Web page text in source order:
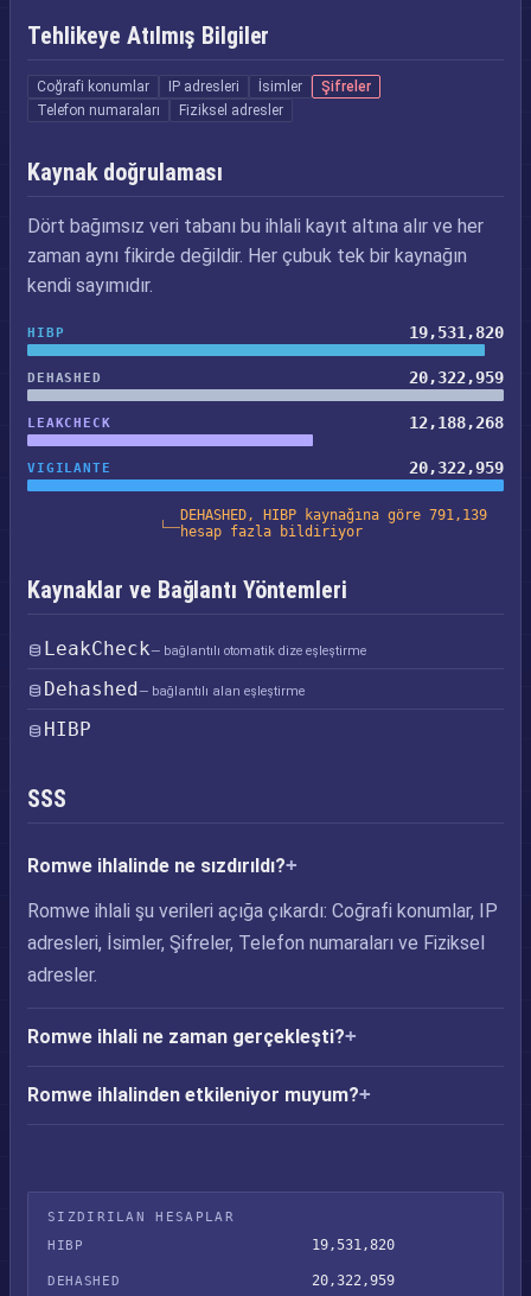
Tehlikeye Atılmış Bilgiler
Coğrafi konumlar IP adresleri İsimler
Şifreler
Telefon numaraları
Fiziksel adresler
Kaynak doğrulaması
Dört bağımsız veri tabanı bu ihlali kayıt altına alır ve her
zaman aynı fikirde değildir. Her çubuk tek bir kaynağın
kendi sayımıdır.
HIBP 19,531,820
DEHASHED 20,322,959
LEAKCHECK 12,188,268
VIGILANTE 20,322,959
DEHASHED, HIBP kaynağına göre 791,139
hesap fazla bildiriyor
Kaynaklar ve Bağlantı Yöntemleri
LeakCheck— bağlantılı otomatik dize eşleştirme
Dehashed— bağlantılı alan eşleştirme
HIBP
SSS
Romwe ihlalinde ne sızdırıldı?
Romwe ihlali şu verileri açığa çıkardı: Coğrafi konumlar, IP
adresleri, İsimler, Şifreler, Telefon numaraları ve Fiziksel
adresler.
Romwe ihlali ne zaman gerçekleşti?
Romwe ihlalinden etkileniyor muyum?
SIZDIRILAN HESAPLAR
HIBP
19,531,820
DEHASHED 20,322,959